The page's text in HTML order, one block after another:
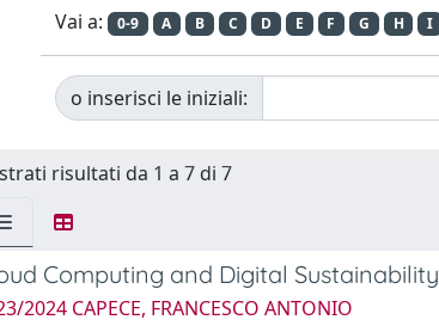
Vai a: 0-9 A B C D E F G H I
o inserisci le iniziali:
risultati da 1 a 7 di 7
Computing and Digital Sustainability
2024 CAPECE, FRANCESCO ANTONIO